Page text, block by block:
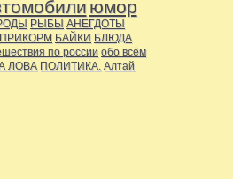
юмор
РЫБЫ АНЕГДОТЫ
ПРИКОРМ БАЙКИ БЛЮДА
по россии обо всём
ЛОВА ПОЛИТИКА. Алтай